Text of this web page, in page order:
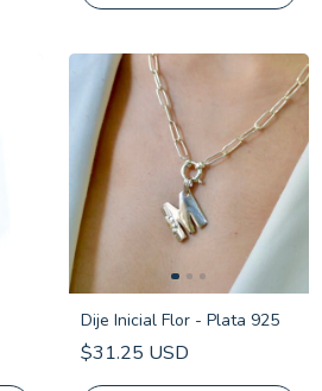
Dije Inicial Flor - Plata 925
$31.25 USD